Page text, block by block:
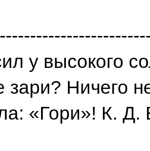
у высокого
зари? Ничего
«Гори»! К. Д.